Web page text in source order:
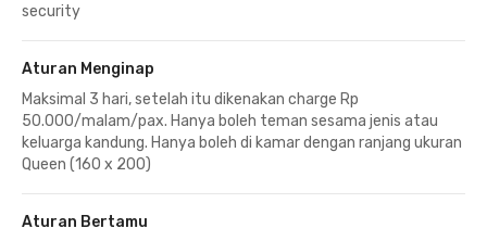
security
Aturan Menginap
Maksimal 3 hari, setelah itu dikenakan charge Rp
50.000/malam/pax. Hanya boleh teman sesama jenis atau
keluarga kandung. Hanya boleh di kamar dengan ranjang ukuran
Queen (160 x 200)
Aturan Bertamu